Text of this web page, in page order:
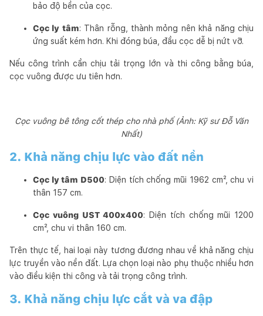
bảo độ bền của cọc.
Cọc ly tâm: Thân rỗng, thành mỏng nên khả năng chịu
ứng suất kém hơn. Khi đóng búa, đầu cọc dễ bị nứt vỡ.
Nếu công trình cần chịu tải trọng lớn và thi công bằng búa,
cọc vuông được ưu tiên hơn.
Cọc vuông bê tông cốt thép cho nhà phố (Ảnh: Kỹ sư Đỗ Văn
Nhất)
2. Khả năng chịu lực vào đất nền
Cọc ly tâm D500: Diện tích chống mũi 1962 cm², chu vi
thân 157 cm.
Cọc vuông UST 400x400: Diện tích chống mũi 1200
cm², chu vi thân 160 cm.
Trên thực tế, hai loại này tương đương nhau về khả năng chịu
lực truyền vào nền đất. Lựa chọn loại nào phụ thuộc nhiều hơn
vào điều kiện thi công và tải trọng công trình.
3. Khả năng chịu lực cắt và va đập